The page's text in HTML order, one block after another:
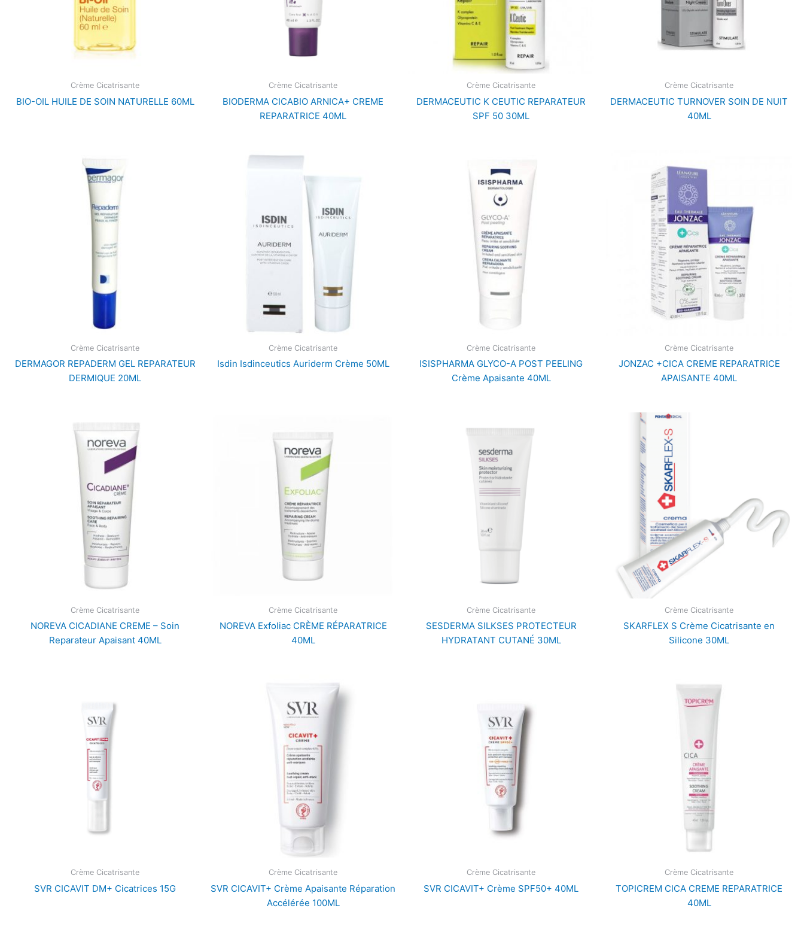
Crème Cicatrisante
BIO-OIL HUILE DE SOIN NATURELLE 60ML
Crème Cicatrisante
BIODERMA CICABIO ARNICA+ CREME
REPARATRICE 40ML
Crème Cicatrisante
DERMACEUTIC K CEUTIC REPARATEUR
SPF 50 30ML
Crème Cicatrisante
DERMACEUTIC TURNOVER SOIN DE NUIT
40ML
Crème Cicatrisante
DERMAGOR REPADERM GEL REPARATEUR
DERMIQUE 20ML
Crème Cicatrisante
Isdin Isdinceutics Auriderm Crème 50ML
Crème Cicatrisante
ISISPHARMA GLYCO-A POST PEELING
Crème Apaisante 40ML
Crème Cicatrisante
JONZAC +CICA CREME REPARATRICE
APAISANTE 40ML
Crème Cicatrisante
NOREVA CICADIANE CREME – Soin
Reparateur Apaisant 40ML
Crème Cicatrisante
NOREVA Exfoliac CRÈME RÉPARATRICE
40ML
Crème Cicatrisante
SESDERMA SILKSES PROTECTEUR
HYDRATANT CUTANÉ 30ML
Crème Cicatrisante
SKARFLEX S Crème Cicatrisante en
Silicone 30ML
Crème Cicatrisante
SVR CICAVIT DM+ Cicatrices 15G
Crème Cicatrisante
SVR CICAVIT+ Crème Apaisante Réparation
Accélérée 100ML
Crème Cicatrisante
SVR CICAVIT+ Crème SPF50+ 40ML
Crème Cicatrisante
TOPICREM CICA CREME REPARATRICE
40ML